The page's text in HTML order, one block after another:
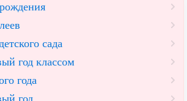
сада
год классом
года